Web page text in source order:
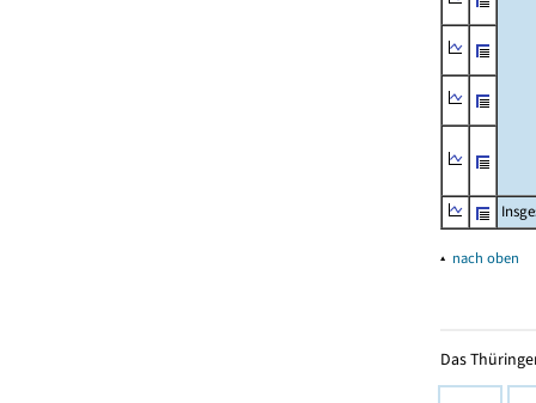
▴ nach oben
Das